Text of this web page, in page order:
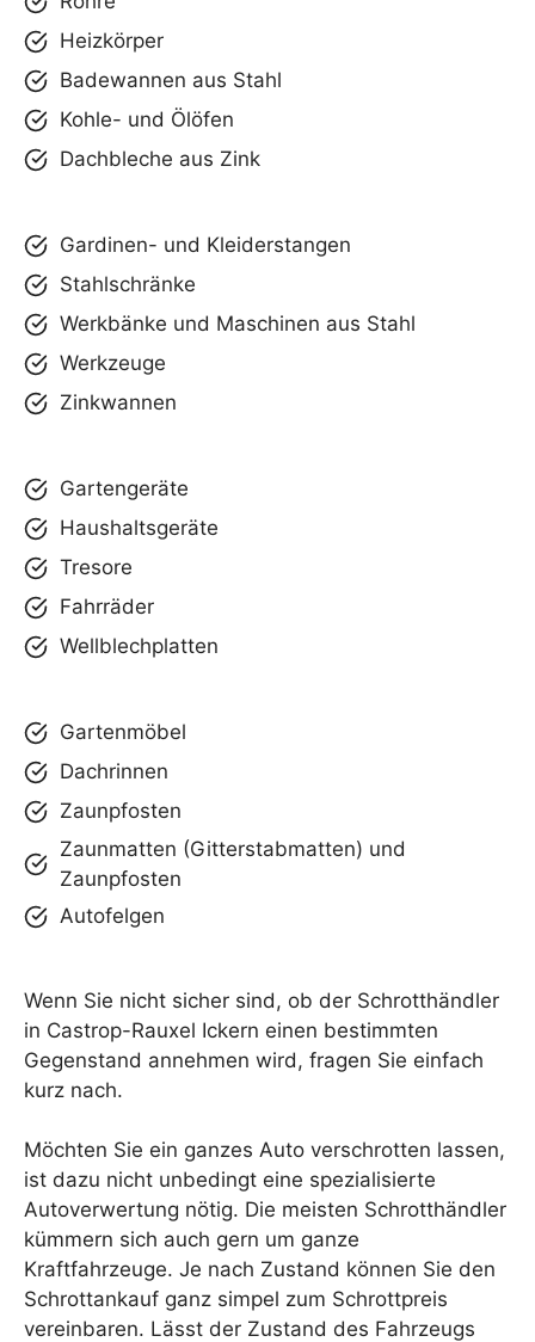
Heizkörper
Badewannen aus Stahl
Kohle- und Ölöfen
Dachbleche aus Zink
Gardinen- und Kleiderstangen
Stahlschränke
Werkbänke und Maschinen aus Stahl
Werkzeuge
Zinkwannen
Gartengeräte
Haushaltsgeräte
Tresore
Fahrräder
Wellblechplatten
Gartenmöbel
Dachrinnen
Zaunpfosten
Zaunmatten (Gitterstabmatten) und
Zaunpfosten
Autofelgen
Wenn Sie nicht sicher sind, ob der Schrotthändler
in Castrop-Rauxel Ickern einen bestimmten
Gegenstand annehmen wird, fragen Sie einfach
kurz nach.
Möchten Sie ein ganzes Auto verschrotten lassen,
ist dazu nicht unbedingt eine spezialisierte
Autoverwertung nötig. Die meisten Schrotthändler
kümmern sich auch gern um ganze
Kraftfahrzeuge. Je nach Zustand können Sie den
Schrottankauf ganz simpel zum Schrottpreis
vereinbaren. Lässt der Zustand des Fahrzeugs